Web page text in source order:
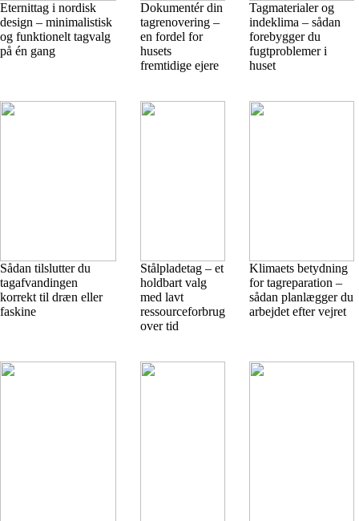
Eternittag i nordisk
design – minimalistisk
og funktionelt tagvalg
på én gang
Dokumentér din
tagrenovering –
en fordel for
husets
fremtidige ejere
Tagmaterialer og
indeklima – sådan
forebygger du
fugtproblemer i
huset
Sådan tilslutter du
tagafvandingen
korrekt til dræn eller
faskine
Stålpladetag – et
holdbart valg
med lavt
ressourceforbrug
over tid
Klimaets betydning
for tagreparation –
sådan planlægger du
arbejdet efter vejret